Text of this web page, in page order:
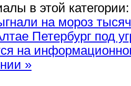
в этой категории:
на мороз
Петербург под
на
»